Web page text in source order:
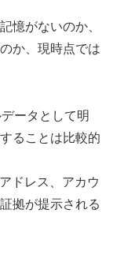
憶がないのか、
か、現時点では
ータとして明
ることは比較的
ドレス、アカウ
拠が提示される